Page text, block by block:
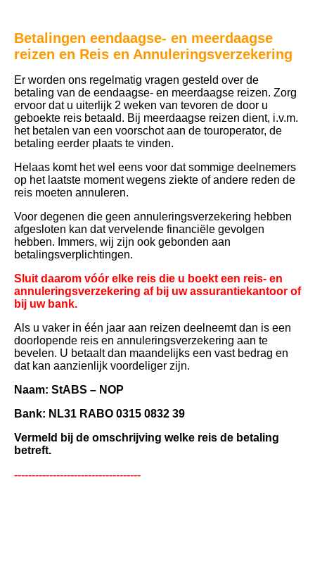
Betalingen eendaagse- en meerdaagse
reizen en Reis en Annuleringsverzekering
Er worden ons regelmatig vragen gesteld over de
betaling van de eendaagse- en meerdaagse reizen. Zorg
ervoor dat u uiterlijk 2 weken van tevoren de door u
geboekte reis betaald. Bij meerdaagse reizen dient, i.v.m.
het betalen van een voorschot aan de touroperator, de
betaling eerder plaats te vinden.
Helaas komt het wel eens voor dat sommige deelnemers
op het laatste moment wegens ziekte of andere reden de
reis moeten annuleren.
Voor degenen die geen annuleringsverzekering hebben
afgesloten kan dat vervelende financiële gevolgen
hebben. Immers, wij zijn ook gebonden aan
betalingsverplichtingen.
Sluit daarom vóór elke reis die u boekt een reis- en
annuleringsverzekering af bij uw assurantiekantoor of
bij uw bank.
Als u vaker in één jaar aan reizen deelneemt dan is een
doorlopende reis en annuleringsverzekering aan te
bevelen. U betaalt dan maandelijks een vast bedrag en
dat kan aanzienlijk voordeliger zijn.
Naam: StABS – NOP
Bank: NL31 RABO 0315 0832 39
Vermeld bij de omschrijving welke reis de betaling
betreft.
------------------------------------